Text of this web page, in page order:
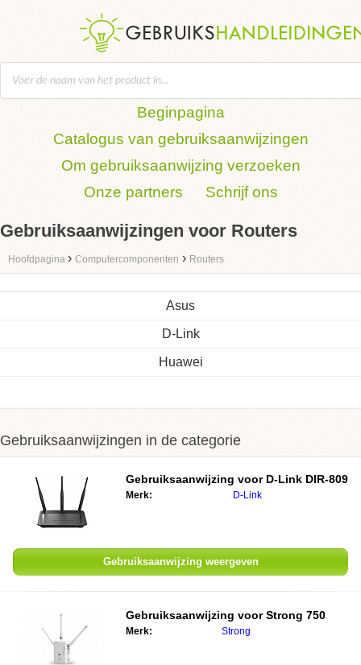
Beginpagina
Catalogus van gebruiksaanwijzingen
Om gebruiksaanwijzing verzoeken
Onze partners
Schrijf ons
Gebruiksaanwijzingen voor Routers
Hoofdpagina › Computercomponenten › Routers
Asus
D-Link
Huawei
Gebruiksaanwijzingen in de categorie
Gebruiksaanwijzing voor D-Link DIR-809
Merk: D-Link
Gebruiksaanwijzing weergeven
Gebruiksaanwijzing voorStrong 750
Merk: Strong